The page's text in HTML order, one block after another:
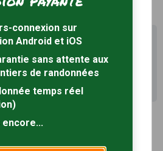
de randonnée à Thorigny-
le terroir
Thorigny-sur-Oreuse
de randonnée à
sur-Oreuse (89)
connexion sur
Android et iOS
sans attente aux
de randonnées
temps réel
encore...